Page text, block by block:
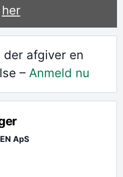
her
afgiver en
– Anmeld nu
ApS